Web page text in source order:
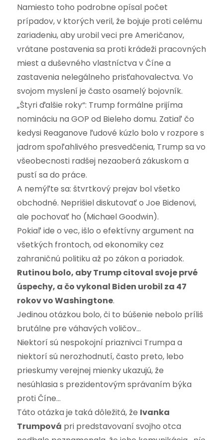
Namiesto toho podrobne opísal počet
prípadov, v ktorých veril, že bojuje proti celému
zariadeniu, aby urobil veci pre Američanov,
vrátane postavenia sa proti krádeži pracovných
miest a duševného vlastníctva v Číne a
zastavenia nelegálneho prisťahovalectva. Vo
svojom myslení je často osamelý bojovník.
„Štyri ďalšie roky“: Trump formálne prijíma
nomináciu na GOP od Bieleho domu. Zatiaľ čo
kedysi Reaganove ľudové kúzlo bolo v rozpore s
jadrom spoľahlivého presvedčenia, Trump sa vo
všeobecnosti radšej nezaoberá zákuskom a
pustí sa do práce.
A nemýľte sa: štvrtkový prejav bol všetko
obchodné. Neprišiel diskutovať o Joe Bidenovi,
ale pochovať ho (Michael Goodwin).
Pokiaľ ide o vec, išlo o efektívny argument na
všetkých frontoch, od ekonomiky cez
zahraničnú politiku až po zákon a poriadok.
Rutinou bolo, aby Trump citoval svoje prvé
úspechy, a čo vykonal Biden urobil za 47
rokov vo Washingtone.
Jedinou otázkou bolo, či to búšenie nebolo príliš
brutálne pre váhavých voličov…
Niektorí sú nespokojní priaznivci Trumpa a
niektorí sú nerozhodnutí, často preto, lebo
prieskumy verejnej mienky ukazujú, že
nesúhlasia s prezidentovým správaním býka
proti Číne…
Táto otázka je taká dôležitá, že Ivanka
Trumpová pri predstavovaní svojho otca